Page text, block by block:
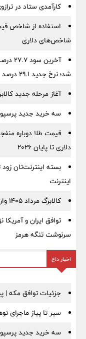
کارآمدی ستاد در
استفاده از شاخص
شاخص‌های دلاری
شد؛ نرخ جدید ۲۹.۱ درصد
آغاز مرحله جدید کالابرگ از ۱۵
سه خرید جدید
دلاری تا پایان ۲۰۲۶
بسته اینترنت‌تان
اینترنت
کالابرگ مرداد ۱۴۰۵ واریز شد + جدول زمان و مبلغ کالابرگ
توافق ایران و
سرنوشت تنگه هرمز
اخبار داغ
جزئیات توافق مکه |
سیر تا پیاز ماجرای
سه خرید جدید